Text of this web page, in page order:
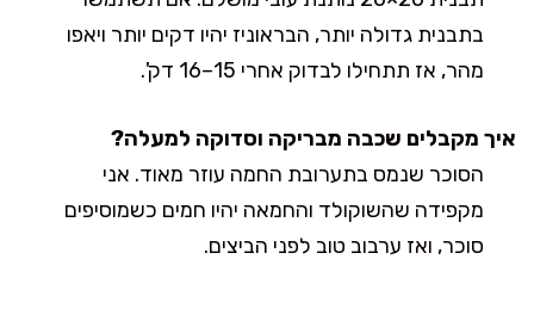
בתבנית גדולה יותר, הבראוניז יהיו דקים יותר ויאפו
מהר, אז תתחילו לבדוק אחרי 15–16 דק'.
איך מקבלים שכבה מבריקה וסדוקה למעלה?
הסוכר שנמס בתערובת החמה עוזר מאוד. אני
מקפידה שהשוקולד והחמאה יהיו חמים כשמוסיפים
סוכר, ואז ערבוב טוב לפני הביצים.